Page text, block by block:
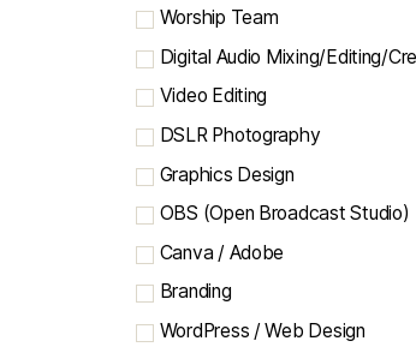
Worship Team
Digital Audio Mixing/Editing/
Video Editing
DSLR Photography
Graphics Design
OBS (Open Broadcast Studio)
Canva / Adobe
Branding
WordPress / Web Design